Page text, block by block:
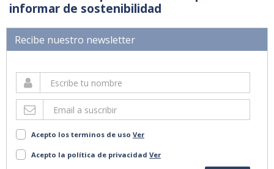
informar de sostenibilidad
Recibe nuestro newsletter
Acepto los terminos de uso Ver
Acepto la política de privacidad Ver